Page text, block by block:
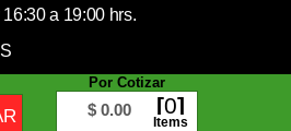
a 19:00 hrs.
Por Cotizar
$ 0.00 0
Items